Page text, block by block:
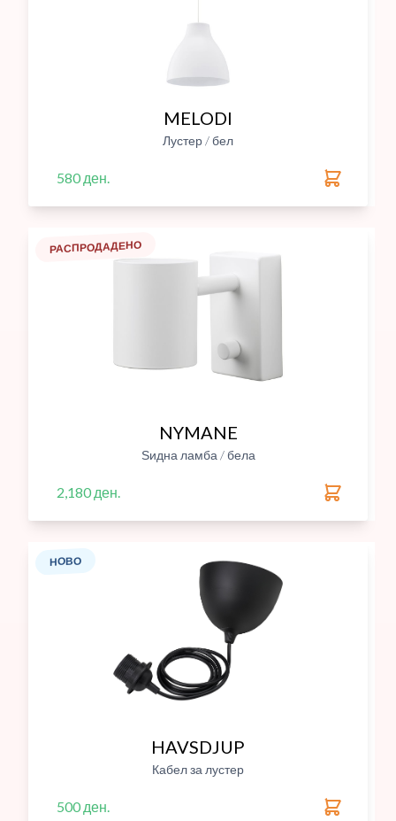
MELODI
Лустер / бел
580 ден.
РАСПРОДАДЕНО
NYMANE
Ѕидна ламба / бела
2,180 ден.
НОВО
HAVSDJUP
Кабел за лустер
500 ден.